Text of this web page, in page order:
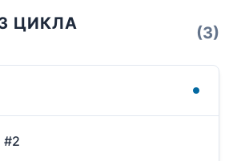
ЦИКЛА
(3)
#2